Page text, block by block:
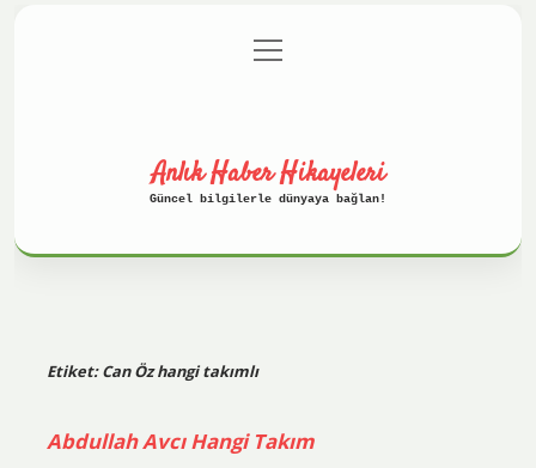
Gizlilik Politikası
menüyü
aç
Anlık Haber Hikayeleri
Güncel bilgilerle dünyaya bağlan!
Etiket:Can Öz hangi takımlı
Abdullah Avcı Hangi Takım